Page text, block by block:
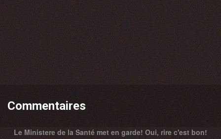
Commentaires
Le Ministere de la Santé met en garde! Oui, rire c'est bon!